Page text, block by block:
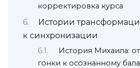
корректировка курса
Истории
к синхронизации
История Михаила:
гонки к осознанному